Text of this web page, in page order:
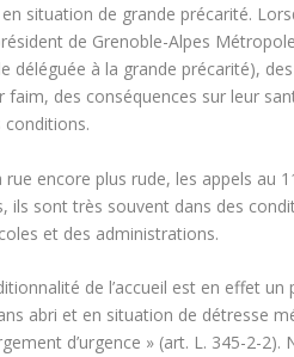
situation de grande précarité.
de Grenoble-Alpes
déléguée à la grande précarité),
des conséquences sur leur
conditions.
encore plus rude, les appels au
sont très souvent dans des
et des administrations.
de l’accueil est en effet
abri et en situation de détresse
d’urgence » (art. L. 345-2-2).